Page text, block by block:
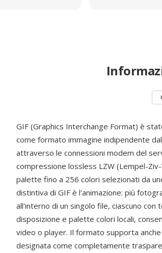
GIF (Graphics Interchange Format) è
come formato immagine indipendente
attraverso le connessioni modem del
compressione lossless LZW (Lempel-
palette fino a 256 colori selezionati da
distintiva di GIF è l'animazione: più
all'interno di un singolo file, ciascuno
disposizione e palette colori locali,
video o player. Il formato supporta
designata come completamente